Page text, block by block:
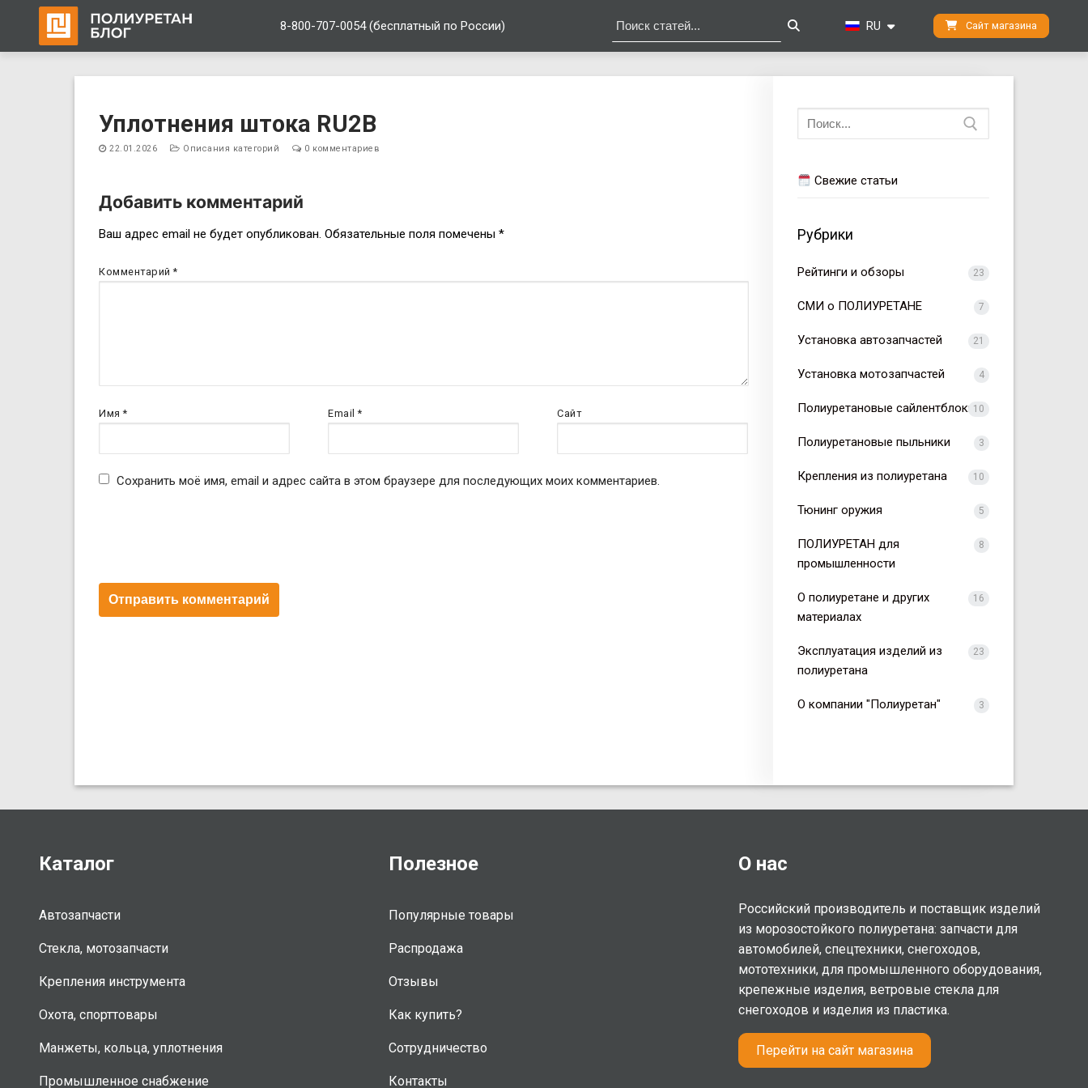
8-800-707-0054 (бесплатный по России) RU Сайт магазина
содержимому
Уплотнения штока RU2B
22.01.2026 Описания категорий 0 комментариев
Навигация
по
Добавить комментарий
Ваш адрес email не будет опубликован. Обязательные поля помечены *
Комментарий*
Имя* Email* Сайт
Сохранить моё имя, email и адрес сайта в этом браузере для последующих моих комментариев.
Искать:
Свежие статьи
Рубрики
Рейтинги и обзоры 23
СМИ о ПОЛИУРЕТАНЕ 7
Установка автозапчастей 21
Установка мотозапчастей 4
Полиуретановые сайлентблоки10
Полиуретановые пыльники 3
Крепления из полиуретана 10
Тюнинг оружия 5
ПОЛИУРЕТАН для
промышленности
8
О полиуретане и других
материалах
16
Эксплуатация изделий из
полиуретана
23
О компании "Полиуретан" 3
Каталог
Автозапчасти
Стекла, мотозапчасти
Крепления инструмента
Охота, спорттовары
Манжеты, кольца, уплотнения
Промышленное снабжение
Полезное
Популярные товары
Распродажа
Отзывы
Как купить?
Сотрудничество
Контакты
О нас
Российский производитель и поставщик изделий
из морозостойкого полиуретана: запчасти для
автомобилей, спецтехники, снегоходов,
мототехники, для промышленного оборудования,
крепежные изделия, ветровые стекла для
снегоходов и изделия из пластика.
Перейти на сайт магазина